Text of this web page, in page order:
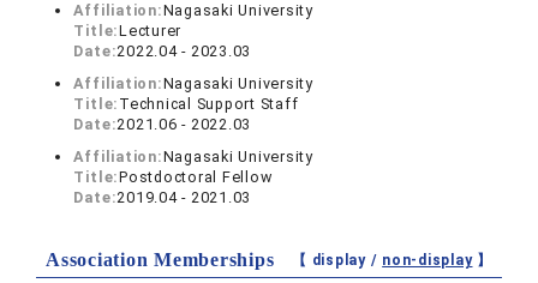
Affiliation:Nagasaki University
Title:Lecturer
Date:2022.04 - 2023.03
Affiliation:Nagasaki University
Title: Technical Support Staff
Date:2021.06 - 2022.03
Affiliation:Nagasaki University
Title:Postdoctoral Fellow
Date:2019.04 - 2021.03
Association Memberships 【 display / non-display】